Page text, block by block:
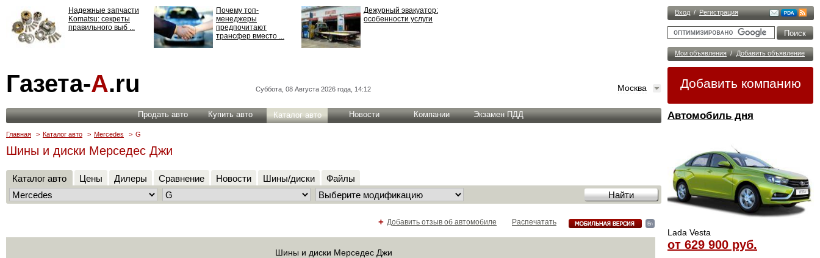
Вход / Регистрация
Мои объявления / Добавить объявление
Добавить компанию
Автомобиль дня
Lada Vesta
от 629 900 руб.
Надежные запчасти
Komatsu: секреты
правильного выб ...
Почему топ-
менеджеры
предпочитают
трансфер вместо ...
Дежурный эвакуатор:
особенности услуги
ответственности: все,
что нужно знать ...
Газета-А.ru Суббота, 08 Августа 2026 года, 14:12 Москва
Продать авто Купить авто Каталог авто Новости Компании Экзамен ПДД
Главная > Каталог авто > Mercedes > G
Шины и диски Мерседес Джи
Каталог авто Цены Дилеры Сравнение Новости Шины/диски Файлы
Распечатать
+ Добавить отзыв об автомобиле
Шины и диски Мерседес Джи